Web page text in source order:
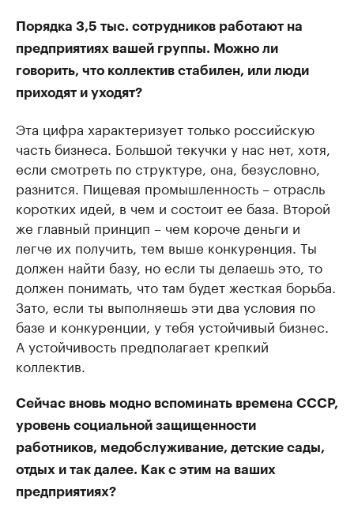
Порядка 3,5 тыс. сотрудников работают на
предприятиях вашей группы. Можно ли
говорить, что коллектив стабилен, или люди
приходят и уходят?
Эта цифра характеризует только российскую
часть бизнеса. Большой текучки у нас нет, хотя,
если смотреть по структуре, она, безусловно,
разнится. Пищевая промышленность – отрасль
коротких идей, в чем и состоит ее база. Второй
же главный принцип – чем короче деньги и
легче их получить, тем выше конкуренция. Ты
должен найти базу, но если ты делаешь это, то
должен понимать, что там будет жесткая борьба.
Зато, если ты выполняешь эти два условия по
базе и конкуренции, у тебя устойчивый бизнес.
А устойчивость предполагает крепкий
коллектив.
Сейчас вновь модно вспоминать времена СССР,
уровень социальной защищенности
работников, медобслуживание, детские сады,
отдых и так далее. Как с этим на ваших
предприятиях?